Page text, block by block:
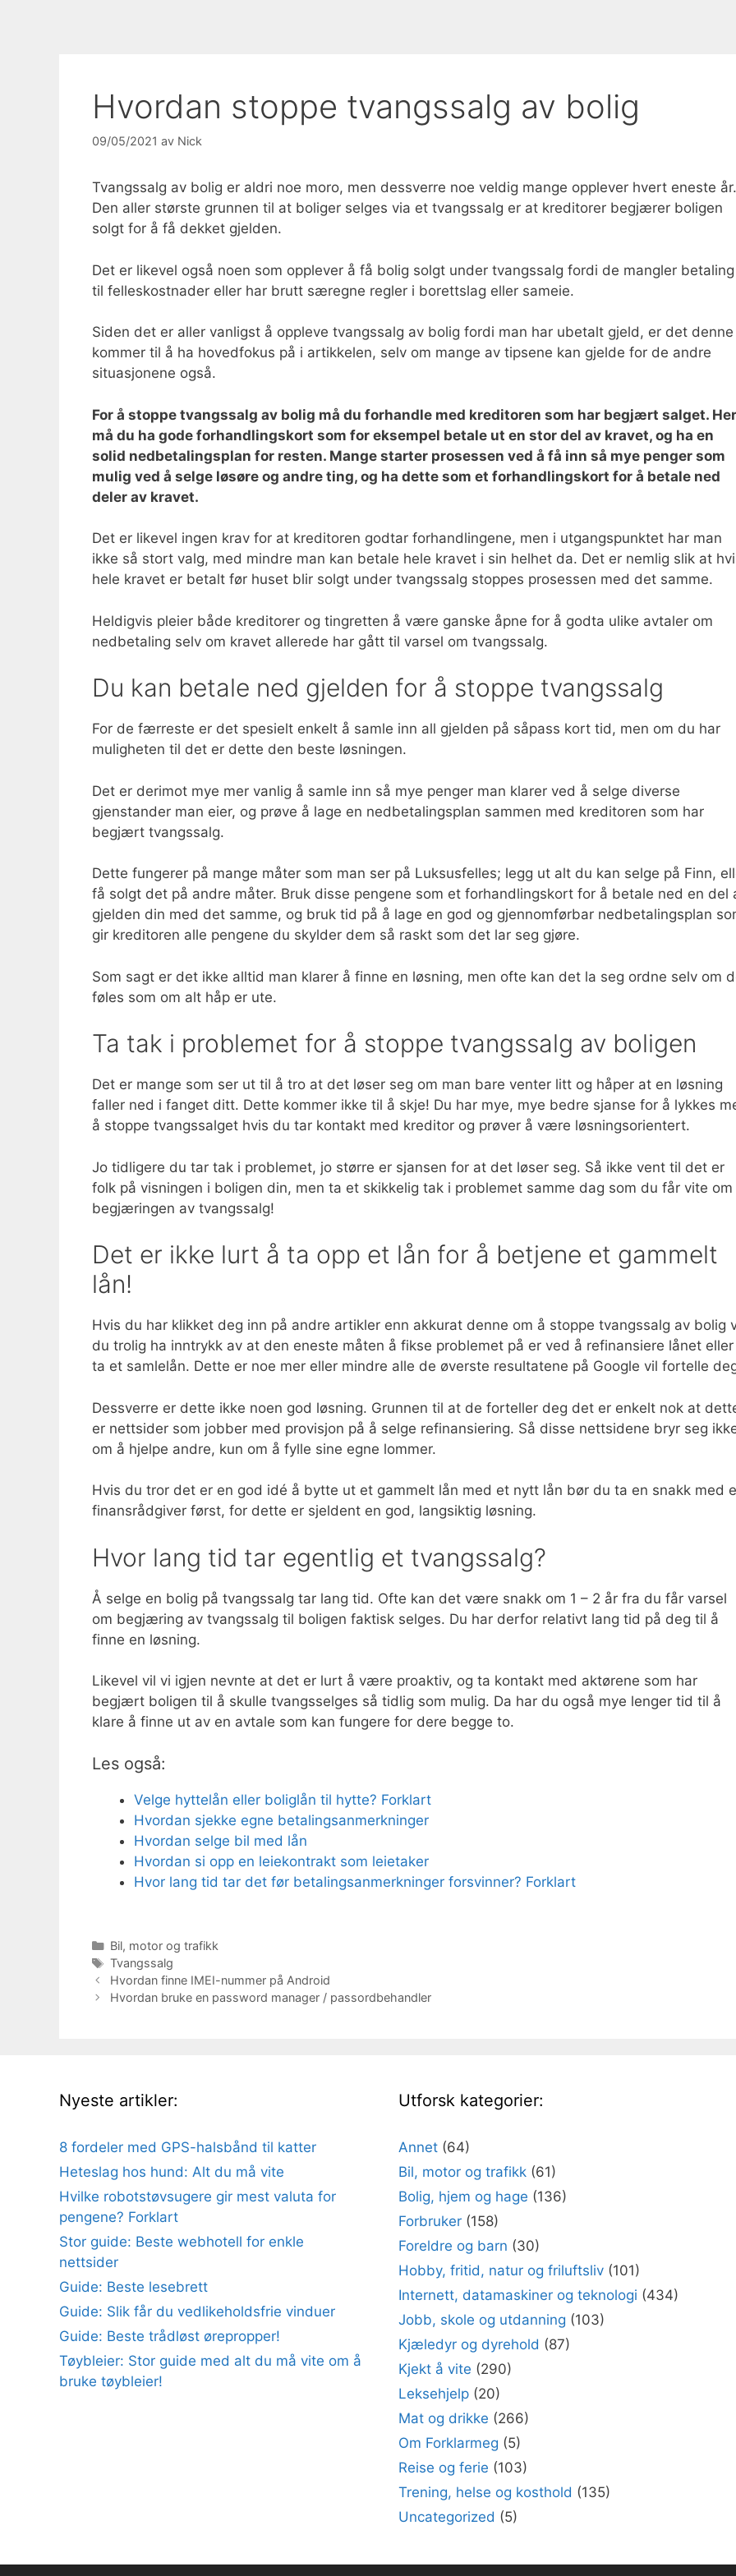
Hvordan stoppe tvangssalg av bolig
09/05/2021 av Nick
Tvangssalg av bolig er aldri noe moro, men dessverre noe veldig mange opplever hvert eneste år.
Den aller største grunnen til at boliger selges via et tvangssalg er at kreditorer begjærer boligen
solgt for å få dekket gjelden.
Det er likevel også noen som opplever å få bolig solgt under tvangssalg fordi de mangler betaling
til felleskostnader eller har brutt særegne regler i borettslag eller sameie.
Siden det er aller vanligst å oppleve tvangssalg av bolig fordi man har ubetalt gjeld, er det
kommer til å ha hovedfokus på i artikkelen, selv om mange av tipsene kan gjelde for de andre
situasjonene også.
For å stoppe tvangssalg av bolig må du forhandle med kreditoren som har begjært salget. Her
må du ha gode forhandlingskort som for eksempel betale ut en stor del av kravet, og ha en
solid nedbetalingsplan for resten. Mange starter prosessen ved å få inn så mye penger som
mulig ved å selge løsøre og andre ting, og ha dette som et forhandlingskort for å betale ned
deler av kravet.
Det er likevel ingen krav for at kreditoren godtar forhandlingene, men i utgangspunktet har man
ikke så stort valg, med mindre man kan betale hele kravet i sin helhet da. Det er nemlig slik at
hele kravet er betalt før huset blir solgt under tvangssalg stoppes prosessen med det samme.
Heldigvis pleier både kreditorer og tingretten å være ganske åpne for å godta ulike avtaler om
nedbetaling selv om kravet allerede har gått til varsel om tvangssalg.
Du kan betale ned gjelden for å stoppe tvangssalg
For de færreste er det spesielt enkelt å samle inn all gjelden på såpass kort tid, men om du har
muligheten til det er dette den beste løsningen.
Det er derimot mye mer vanlig å samle inn så mye penger man klarer ved å selge diverse
gjenstander man eier, og prøve å lage en nedbetalingsplan sammen med kreditoren som har
begjært tvangssalg.
Dette fungerer på mange måter som man ser på Luksusfelles; legg ut alt du kan selge på Finn,
få solgt det på andre måter. Bruk disse pengene som et forhandlingskort for å betale ned en del
gjelden din med det samme, og bruk tid på å lage en god og gjennomførbar nedbetalingsplan
gir kreditoren alle pengene du skylder dem så raskt som det lar seg gjøre.
Som sagt er det ikke alltid man klarer å finne en løsning, men ofte kan det la seg ordne selv om
føles som om alt håp er ute.
Ta tak i problemet for å stoppe tvangssalg av boligen
Det er mange som ser ut til å tro at det løser seg om man bare venter litt og håper at en løsning
faller ned i fanget ditt. Dette kommer ikke til å skje! Du har mye, mye bedre sjanse for å lykkes
å stoppe tvangssalget hvis du tar kontakt med kreditor og prøver å være løsningsorientert.
Jo tidligere du tar tak i problemet, jo større er sjansen for at det løser seg. Så ikke vent til det er
folk på visningen i boligen din, men ta et skikkelig tak i problemet samme dag som du får vite om
begjæringen av tvangssalg!
Det er ikke lurt å ta opp et lån for å betjene et gammelt
lån!
Hvis du har klikket deg inn på andre artikler enn akkurat denne om å stoppe tvangssalg av bolig
du trolig ha inntrykk av at den eneste måten å fikse problemet på er ved å refinansiere lånet eller
ta et samlelån. Dette er noe mer eller mindre alle de øverste resultatene på Google vil fortelle
Dessverre er dette ikke noen god løsning. Grunnen til at de forteller deg det er enkelt nok at
er nettsider som jobber med provisjon på å selge refinansiering. Så disse nettsidene bryr seg
om å hjelpe andre, kun om å fylle sine egne lommer.
Hvis du tror det er en god idé å bytte ut et gammelt lån med et nytt lån bør du ta en snakk med
finansrådgiver først, for dette er sjeldent en god, langsiktig løsning.
Hvor lang tid tar egentlig et tvangssalg?
Å selge en bolig på tvangssalg tar lang tid. Ofte kan det være snakk om 1 – 2 år fra du får varsel
om begjæring av tvangssalg til boligen faktisk selges. Du har derfor relativt lang tid på deg til å
finne en løsning.
Likevel vil vi igjen nevnte at det er lurt å være proaktiv, og ta kontakt med aktørene som har
begjært boligen til å skulle tvangsselges så tidlig som mulig. Da har du også mye lenger tid til å
klare å finne ut av en avtale som kan fungere for dere begge to.
Les også:
Velge hyttelån eller boliglån til hytte? Forklart
Hvordan sjekke egne betalingsanmerkninger
Hvordan selge bil med lån
Hvordan si opp en leiekontrakt som leietaker
Hvor lang tid tar det før betalingsanmerkninger forsvinner? Forklart
Kategorier
Bil, motor og trafikk
Stikkord
Tvangssalg
Hvordan finne IMEI-nummer på Android
Hvordan bruke en password manager / passordbehandler
Nyeste artikler:
8 fordeler med GPS-halsbånd til katter
Heteslag hos hund: Alt du må vite
Hvilke robotstøvsugere gir mest valuta for
pengene? Forklart
Stor guide: Beste webhotell for enkle
nettsider
Guide: Beste lesebrett
Guide: Slik får du vedlikeholdsfrie vinduer
Guide: Beste trådløst ørepropper!
Tøybleier: Stor guide med alt du må vite om å
bruke tøybleier!
Utforsk kategorier:
Annet (64)
Bil, motor og trafikk (61)
Bolig, hjem og hage (136)
Forbruker (158)
Foreldre og barn (30)
Hobby, fritid, natur og friluftsliv (101)
Internett, datamaskiner og teknologi (434)
Jobb, skole og utdanning (103)
Kjæledyr og dyrehold (87)
Kjekt å vite (290)
Leksehjelp (20)
Mat og drikke (266)
Om Forklarmeg (5)
Reise og ferie (103)
Trening, helse og kosthold (135)
Uncategorized (5)